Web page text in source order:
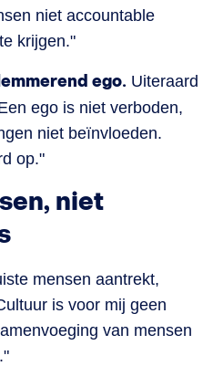
niet accountable
krijgen."
ego. Uiteraard
ego is niet verboden,
niet beïnvloeden.
op."
niet
mensen aantrekt,
is voor mij geen
van mensen